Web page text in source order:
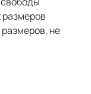
размеров
не